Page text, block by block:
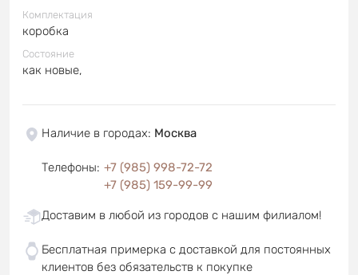
Комплектация
коробка
Состояние
как новые,
Наличие в городах: Москва
Телефоны: +7 (985) 998-72-72
+7 (985) 159-99-99
Доставим в любой из городов с нашим филиалом!
Бесплатная примерка с доставкой для постоянных
клиентов без обязательств к покупке